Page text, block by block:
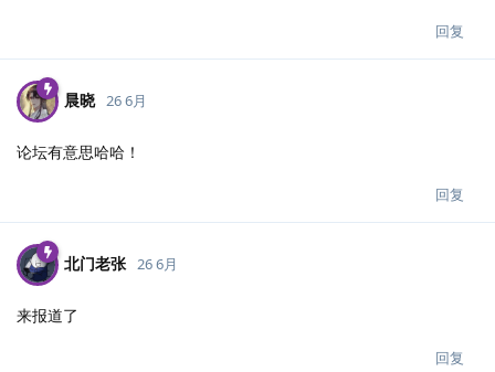
回复
晨晓 26 6月
论坛有意思哈哈！
回复
北门老张 26 6月
来报道了
回复